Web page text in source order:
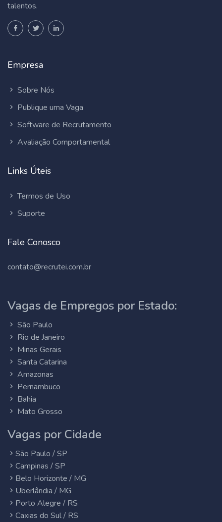
talentos.
Empresa
Sobre Nós
Publique uma Vaga
Software de Recrutamento
Avaliação Comportamental
Links Úteis
Termos de Uso
Suporte
Fale Conosco
contato@recrutei.com.br
Vagas de Empregos por Estado:
São Paulo
Rio de Janeiro
Minas Gerais
Santa Catarina
Amazonas
Pernambuco
Bahia
Mato Grosso
Vagas por Cidade
São Paulo / SP
Campinas / SP
Belo Horizonte / MG
Uberlândia / MG
Porto Alegre / RS
Caxias do Sul / RS